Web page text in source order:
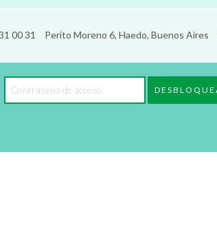
00 31 Perito Moreno 6, Haedo, Buenos Aires